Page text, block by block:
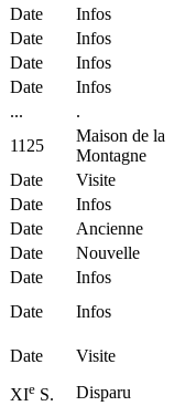
Date
Infos
Date
Infos
Date
Infos
Date
Infos
...
.
1125
Maison de la
Montagne
Date
Visite
Date
Infos
Date
Ancienne
Date
Nouvelle
Date
Infos
Date Infos
Date
Visite
XIe S.
Disparu